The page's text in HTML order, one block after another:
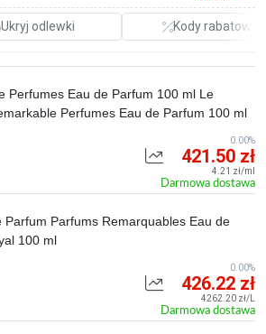
Ukryj odlewki Kody rabatowe
Perfumes Eau de Parfum 100 ml Le
Perfumes Eau de Parfum 100 ml
421.50 zł
4.21 zł/ml
Darmowa dostawa
0.00%
Parfum Parfums Remarquables Eau de
100 ml
426.22 zł
4262.20 zł/L
Darmowa dostawa
0.00%